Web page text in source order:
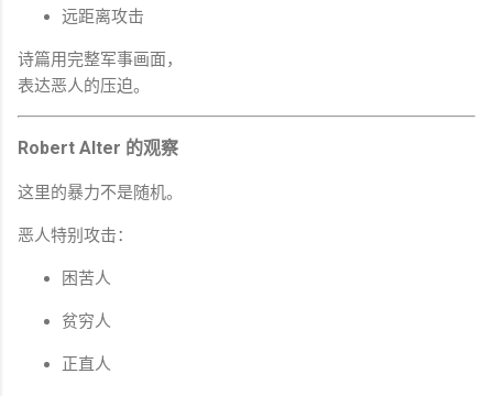
远距离攻击
诗篇用完整军事画面，
表达恶人的压迫。
Robert Alter 的观察
这里的暴力不是随机。
恶人特别攻击：
困苦人
贫穷人
正直人